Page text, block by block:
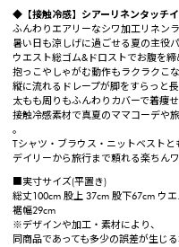
◆【接触冷感】シアーリネンタッチ
ふんわりエアリーなシワ加工リネンラ
暑い日も涼しげに過ごせる夏の主役パ
ウエスト総ゴム&ドロストでお腹を締
抱っこやしゃがむ動作もラクラクこな
縦に流れるドレープが脚をすらっと
太もも周りもふんわりカバーで着痩せ
接触冷感素材で真夏のママコーデや
。
Tシャツ・ブラウス・ニットベストと
デイリーから旅行まで頼れる楽ちん
■実寸サイズ(平置き)
総丈100cm 股上 37cm 股下67cm ウ
裾幅29cm
※デザインや加工・素材により、
同商品であっても多少の誤差が生じる